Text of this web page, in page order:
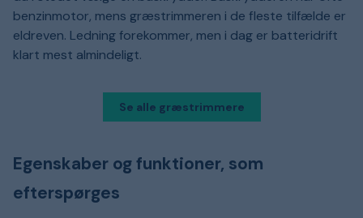
benzinmotor, mens græstrimmeren i de fleste tilfælde er
eldreven. Ledning forekommer, men i dag er batteridrift
klart mest almindeligt.
Se alle græstrimmere
Egenskaber og funktioner, som
efterspørges